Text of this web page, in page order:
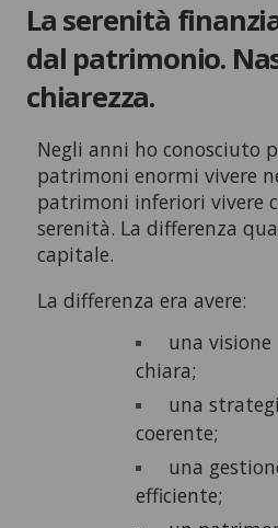
La serenità
dal patrimonio.
chiarezza.
Negli anni ho conosciuto
patrimoni enormi vivere
patrimoni inferiori vivere
serenità. La differenza
capitale.
La differenza era avere:
una visione
chiara;
una
coerente;
una
efficiente;